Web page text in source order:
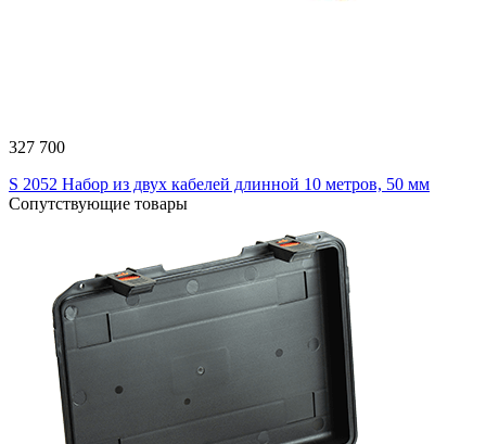
327 700
S 2052 Набор из двух кабелей длинной 10 метров, 50 мм
Сопутствующие товары